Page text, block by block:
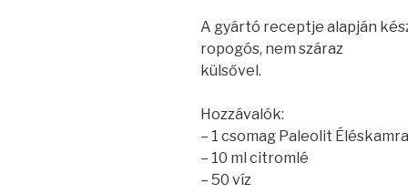
A gyártó receptje alapján
ropogós, nem száraz
külsővel.
Hozzávalók:
– 1 csomag Paleolit
– 10 ml citromlé
– 50 víz